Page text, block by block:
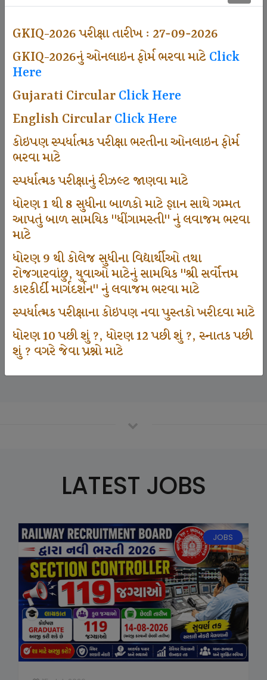
GKIQ-2026 પરીક્ષા તારીખ : 27-09-2026
GKIQ-2026નું ઓનલાઇન ફોર્મ ભરવા માટેClick
Here
Gujarati CircularClick Here
English CircularClick Here
કોઇપણ સ્પર્ધાત્મક પરીક્ષા ભરતીના ઓનલાઇન ફોર્મ
ભરવા માટે
સ્પર્ધાત્મક પરીક્ષાનું રીઝલ્ટ જાણવા માટે
ધોરણ 1 થી 8 સુધીના બાળકો માટે જ્ઞાન સાથે ગમ્મત
આપતું બાળ સામયિક "ધીંગામસ્તી" નું લવાજમ ભરવા
માટે
ધોરણ 9 થી કોલેજ સુધીના વિદ્યાર્થીઓ તથા
રોજગારવાંછુ, યુવાઓ માટેનું સામયિક "શ્રી સર્વોત્તમ
કારકીર્દી માર્ગદર્શન" નું લવાજમ ભરવા માટે
સ્પર્ધાત્મક પરીક્ષાના કોઇપણ નવા પુસ્તકો ખરીદવા માટે
ધોરણ 10 પછી શું ?, ધોરણ 12 પછી શું ?, સ્નાતક પછી
શું ? વગરે જેવા પ્રશ્નો માટે
500
Dhingamasti Subscription
671
1000
Participate School In GKIQ
125000
LATEST JOBS
JOBS